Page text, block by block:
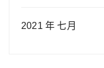
2021 年 七月